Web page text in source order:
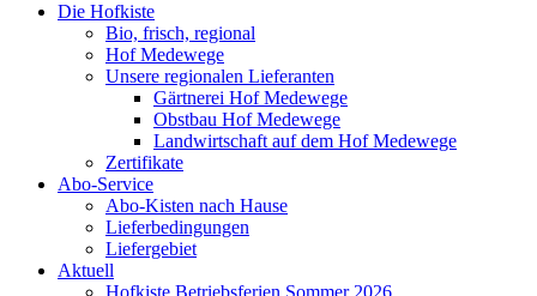
Die Hofkiste
Bio, frisch, regional
Hof Medewege
Unsere regionalen Lieferanten
Gärtnerei Hof Medewege
Obstbau Hof Medewege
Landwirtschaft auf dem Hof Medewege
Zertifikate
Abo-Service
Abo-Kisten nach Hause
Lieferbedingungen
Liefergebiet
Aktuell